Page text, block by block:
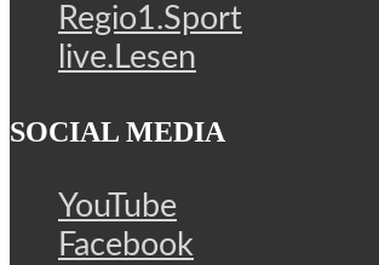
Regio1.Sport
live.Lesen
SOCIAL MEDIA
YouTube
Facebook